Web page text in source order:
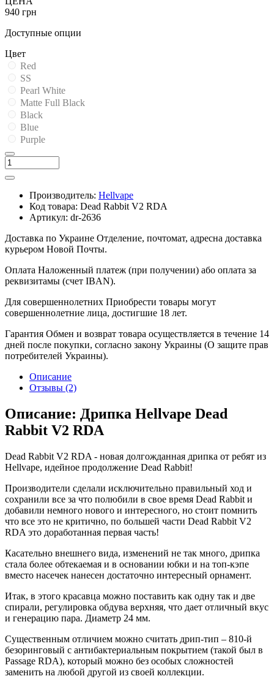
940 грн
Доступные опции
Цвет
Red
SS
Pearl White
Matte Full Black
Black
Blue
Purple
Производитель: Hellvape
Код товара: Dead Rabbit V2 RDA
Артикул: dr-2636
Доставка по Украине Отделение, почтомат, адресна доставка
курьером Новой Почты.
Оплата Наложенный платеж (при получении) або оплата за
реквизитамы (счет IBAN).
Для совершеннолетних Приобрести товары могут
совершеннолетние лица, достигшие 18 лет.
Гарантия Обмен и возврат товара осуществляется в течение 14
дней после покупки, согласно закону Украины (О защите прав
потребителей Украины).
Описание
Отзывы (2)
Описание: Дрипка Hellvape Dead
Rabbit V2 RDA
Dead Rabbit V2 RDA - новая долгожданная дрипка от ребят из
Hellvape, идейное продолжение Dead Rabbit!
Производители сделали исключительно правильный ход и
сохранили все за что полюбили в свое время Dead Rabbit и
добавили немного нового и интересного, но стоит помнить
что все это не критично, по большей части Dead Rabbit V2
RDA это доработанная первая часть!
Касательно внешнего вида, изменений не так много, дрипка
стала более обтекаемая и в основании юбки и на топ-кэпе
вместо насечек нанесен достаточно интересный орнамент.
Итак, в этого красавца можно поставить как одну так и две
спирали, регулировка обдува верхняя, что дает отличный вкус
и генерацию пара. Диаметр 24 мм.
Существенным отличием можно считать дрип-тип – 810-й
безоринговый с антибактериальным покрытием (такой был в
Passage RDA), который можно без особых сложностей
заменить на любой другой из своей коллекции.